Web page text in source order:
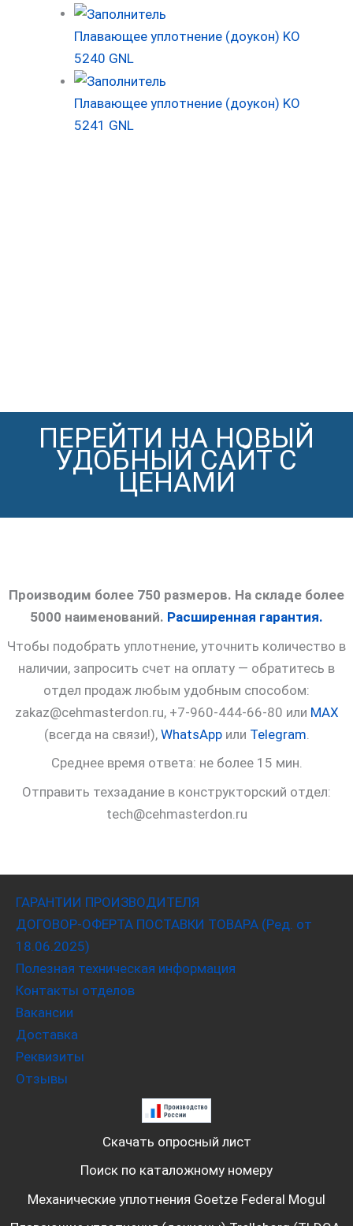
Плавающее уплотнение (доукон) KO
5240 GNL
Плавающее уплотнение (доукон) KO
5241 GNL
ПЕРЕЙТИ НА НОВЫЙ
УДОБНЫЙ САЙТ С
ЦЕНАМИ
Производим более 750 размеров. На складе более
5000 наименований. Расширенная гарантия.
Чтобы подобрать уплотнение, уточнить количество в
наличии, запросить счет на оплату — обратитесь в
отдел продаж любым удобным способом:
zakaz@cehmasterdon.ru, +7-960-444-66-80 или MAX
(всегда на связи!), WhatsAppили Telegram
Среднее время ответа: не более 15 мин.
Отправить техзадание в конструкторский отдел:
tech@cehmasterdon.ru
ГАРАНТИИ ПРОИЗВОДИТЕЛЯ
ДОГОВОР-ОФЕРТА ПОСТАВКИ ТОВАРА (Ред. от
18.06.2025)
Полезная техническая информация
Контакты отделов
Вакансии
Доставка
Реквизиты
Отзывы
Скачать опросный лист
Поиск по каталожному номеру
Механические уплотнения Goetze Federal Mogul